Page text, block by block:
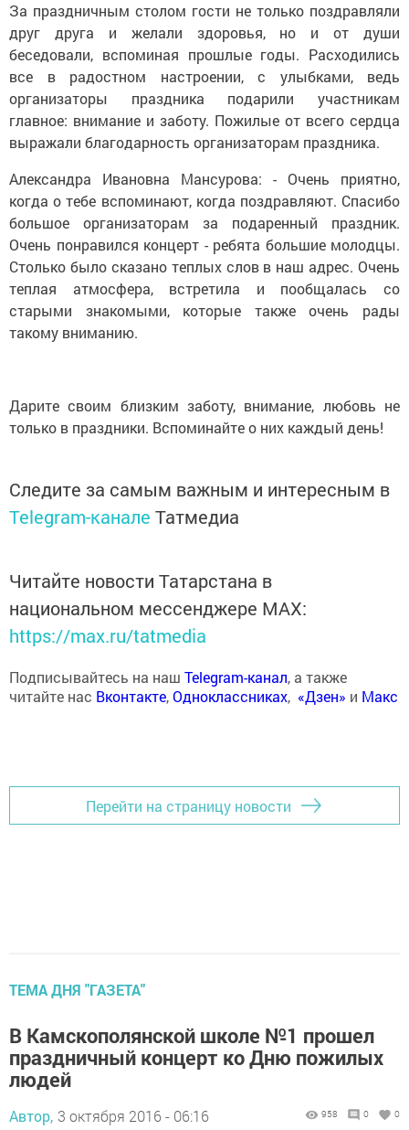
За праздничным столом гости не только поздравляли
друг друга и желали здоровья, но и от души
беседовали, вспоминая прошлые годы. Расходились
все в радостном настроении, с улыбками, ведь
организаторы праздника подарили участникам
главное: внимание и заботу. Пожилые от всего сердца
выражали благодарность организаторам праздника.
Александра Ивановна Мансурова: - Очень приятно,
когда о тебе вспоминают, когда поздравляют. Спасибо
большое организаторам за подаренный праздник.
Очень понравился концерт - ребята большие молодцы.
Столько было сказано теплых слов в наш адрес. Очень
теплая атмосфера, встретила и пообщалась со
старыми знакомыми, которые также очень рады
такому вниманию.
Дарите своим близким заботу, внимание, любовь не
только в праздники. Вспоминайте о них каждый день!
Следите за самым важным и интересным в
Telegram-канале Татмедиа
Читайте новости Татарстана в
национальном мессенджере MАХ:
https://max.ru/tatmedia
Подписывайтесь на наш Telegram-канал, а также
читайте нас Вконтакте,Одноклассниках, «Дзен» и Макс
Перейти на страницу новости
ТЕМА ДНЯ "ГАЗЕТА"
В Камскополянской школе №1 прошел
праздничный концерт ко Дню пожилых
людей
Автор, 3 октября 2016 - 06:16 958 0 0